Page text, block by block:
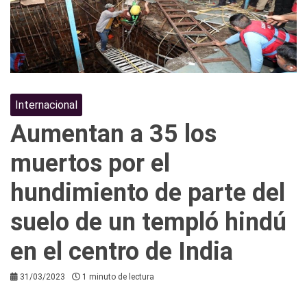
Internacional
Aumentan a 35 los
muertos por el
hundimiento de parte del
suelo de un templó hindú
en el centro de India
31/03/2023 1 minuto de lectura